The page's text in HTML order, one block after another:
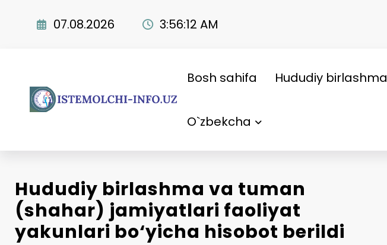
07.08.2026 3:56:13 AM
Bosh sahifa Hududiy birlashma
O`zbekcha
Hududiy birlashma va tuman
(shahar) jamiyatlari faoliyat
yakunlari bo‘yicha hisobot berildi